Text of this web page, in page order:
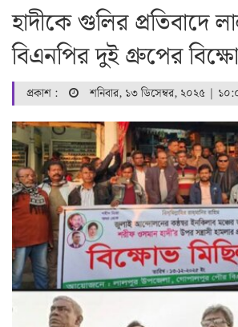
হাদীকে গুলির প্রতিবাদে
বিএনপির দুই গ্রুপের
প্রকাশ : শনিবার, ১৩ ডিসেম্বর, ২০২৫ |